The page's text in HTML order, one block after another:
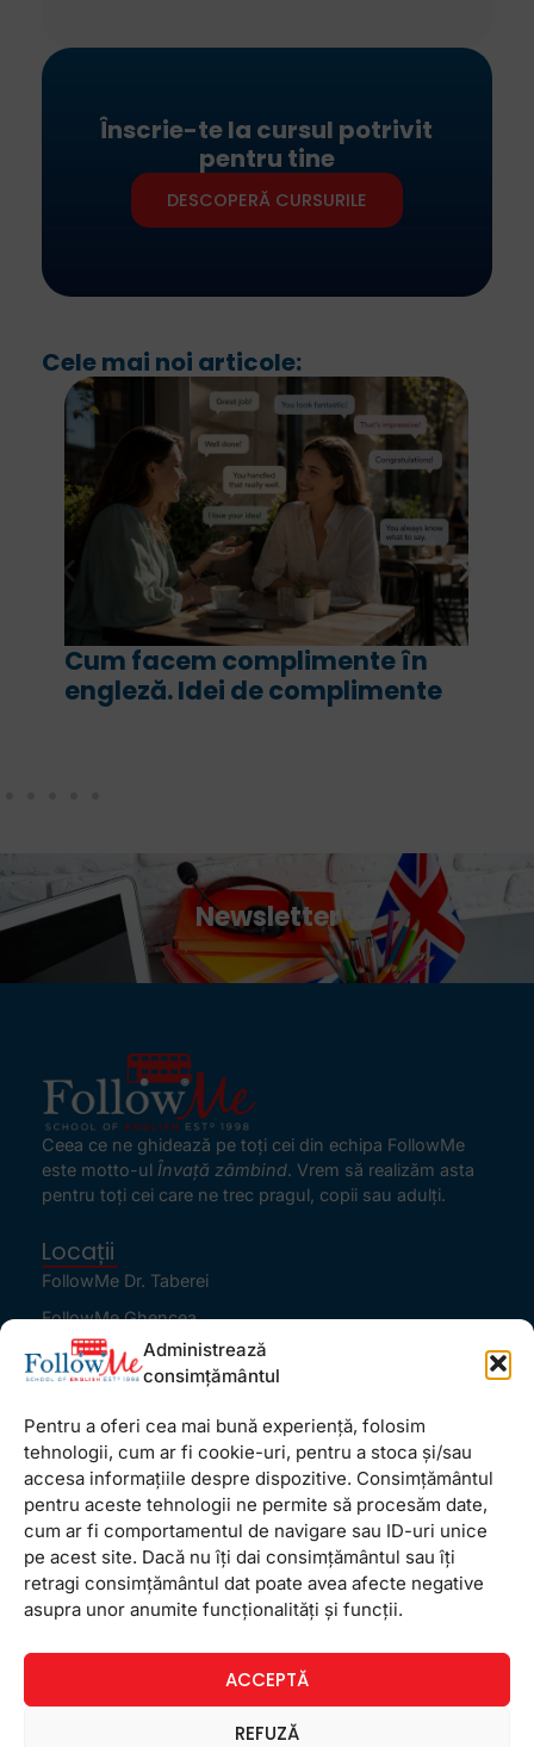
Administrează
consimțământul
Pentru a oferi cea mai bună experiență, folosim
tehnologii, cum ar fi cookie-uri, pentru a stoca și/sau
accesa informațiile despre dispozitive. Consimțământul
pentru aceste tehnologii ne permite să procesăm date,
cum ar fi comportamentul de navigare sau ID-uri unice
pe acest site. Dacă nu îți dai consimțământul sau îți
retragi consimțământul dat poate avea afecte negative
asupra unor anumite funcționalități și funcții.
ACCEPTĂ
REFUZĂ
Înscrie-te la cursul potrivit
pentru tine
DESCOPERĂ CURSURILE
Cele mai noi articole:
Cum facem complimente în
engleză. Idei de complimente
Newsletter
Ceea ce ne ghidează pe toţi cei din echipa FollowMe
este motto-ul Învaţă zâmbind. Vrem să realizăm asta
pentru toţi cei care ne trec pragul, copii sau adulţi.
Locații
FollowMe Dr. Taberei
FollowMe Ghencea
FollowMe Titan
Informații Utile
Regulament FollowMe
Structură an școlar
Contact
Testimoniale
GDPR